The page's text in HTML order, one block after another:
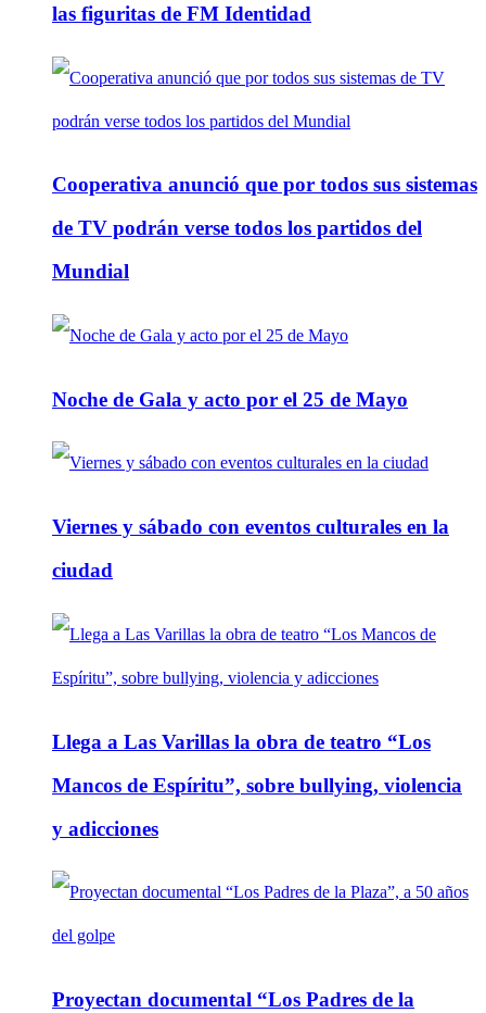
las figuritas de FM Identidad
Cooperativa anunció que por todos sus sistemas
de TV podrán verse todos los partidos del
Mundial
Noche de Gala y acto por el 25 de Mayo
Viernes y sábado con eventos culturales en la
ciudad
Llega a Las Varillas la obra de teatro “Los
Mancos de Espíritu”, sobre bullying, violencia
y adicciones
Proyectan documental “Los Padres de la